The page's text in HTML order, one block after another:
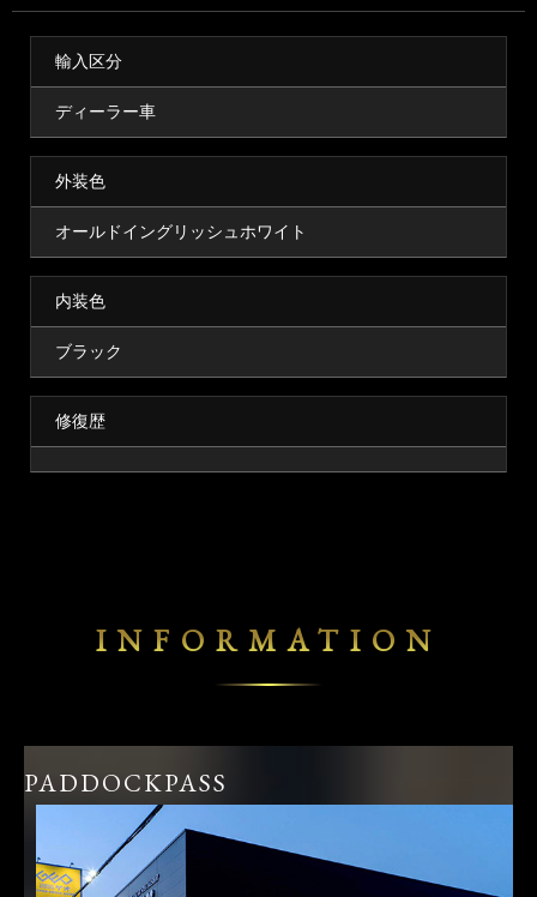
輸入区分
ディーラー車
外装色
オールドイングリッシュホワイト
内装色
ブラック
修復歴
INFORMATION
PADDOCKPASS